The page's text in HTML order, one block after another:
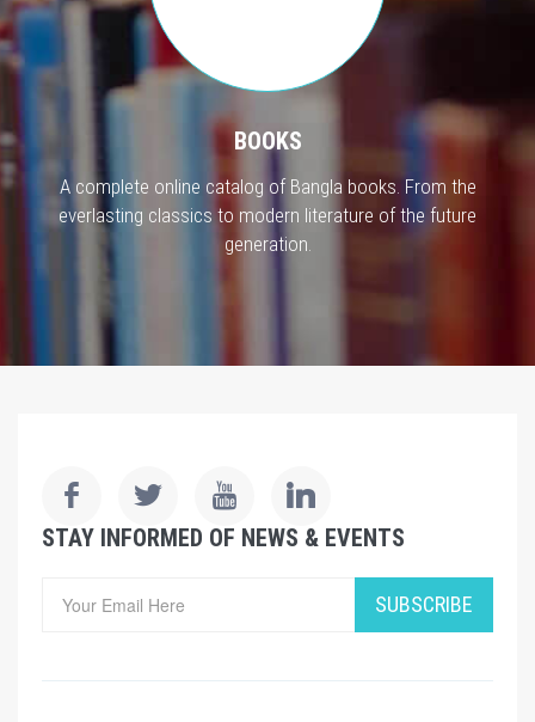
BOOKS
A complete online catalog of Bangla books. From the
everlasting classics to modern literature of the future
generation.
STAY INFORMED OF NEWS & EVENTS
SUBSCRIBE